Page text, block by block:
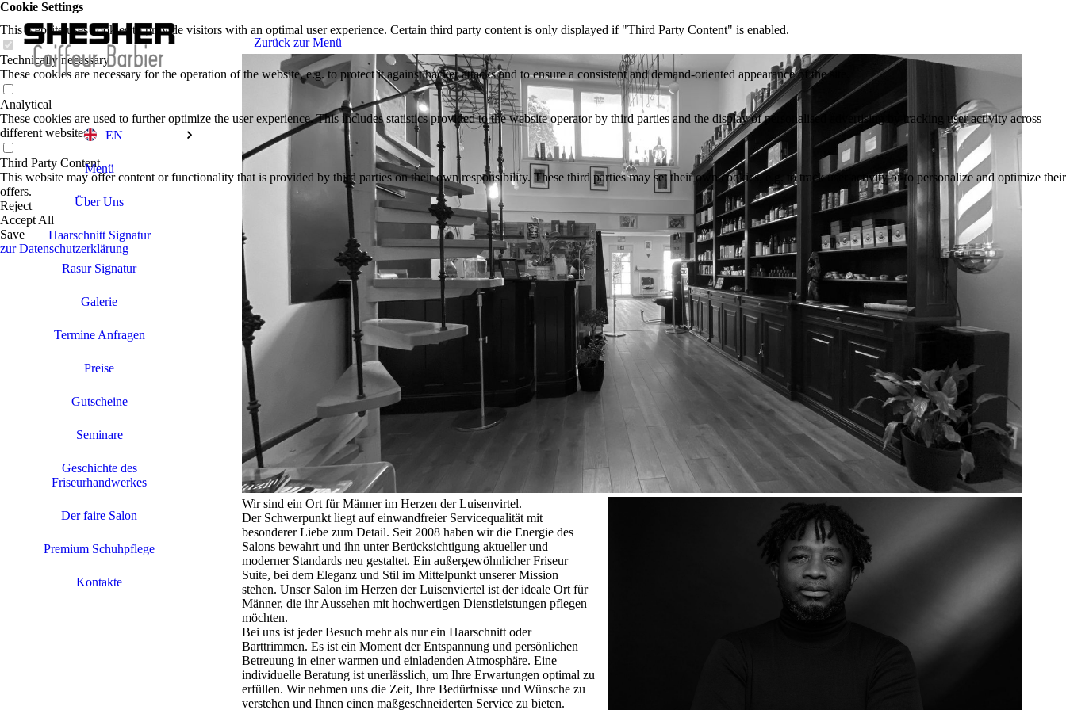
EN
Menü
Über Uns
Haarschnitt Signatur
Rasur Signatur
Galerie
Termine Anfragen
Preise
Gutscheine
Seminare
Geschichte des
Friseurhandwerkes
Der faire Salon
Premium Schuhpflege
Kontakte
Zurück zur Menü
Wir sind ein Ort für Männer im Herzen der Luisenvirtel.
Der Schwerpunkt liegt auf einwandfreier Servicequalität mit
besonderer Liebe zum Detail. Seit 2008 haben wir die Energie des
Salons bewahrt und ihn unter Berücksichtigung aktueller und
moderner Standards neu gestaltet. Ein außergewöhnlicher Friseur
Suite, bei dem Eleganz und Stil im Mittelpunkt unserer Mission
stehen. Unser Salon im Herzen der Luisenviertel ist der ideale Ort für
Männer, die ihr Aussehen mit hochwertigen Dienstleistungen pflegen
möchten.
Bei uns ist jeder Besuch mehr als nur ein Haarschnitt oder
Barttrimmen. Es ist ein Moment der Entspannung und persönlichen
Betreuung in einer warmen und einladenden Atmosphäre. Eine
individuelle Beratung ist unerlässlich, um Ihre Erwartungen optimal zu
erfüllen. Wir nehmen uns die Zeit, Ihre Bedürfnisse und Wünsche zu
verstehen und Ihnen einen maßgeschneiderten Service zu bieten.
Cookie Settings
This website uses cookies to provide visitors with an optimal user experience. Certain third party content is only displayed if "Third Party Content" is enabled.
Technically necessary
These cookies are necessary for the operation of the website, e.g. to protect it against hacker attacks and to ensure a consistent and demand-oriented appearance of the site.
Analytical
These cookies are used to further optimize the user experience. This includes statistics provided to the website operator by third parties and the display of personalised advertising by tracking user activity across
different websites.
Third Party Content
This website may offer content or functionality that is provided by third parties on their own responsibility. These third parties may set their own cookies, e.g. to track user activity or to personalize and optimize their
offers.
Reject
Accept All
Save
zur Datenschutzerklärung